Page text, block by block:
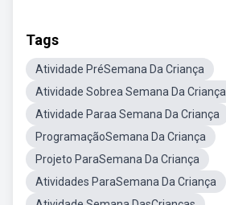
Tags
Atividade PréSemana Da Criança
Atividade Sobrea Semana Da Criança
Atividade Paraa Semana Da Criança
ProgramaçãoSemana Da Criança
Projeto ParaSemana Da Criança
Atividades ParaSemana Da Criança